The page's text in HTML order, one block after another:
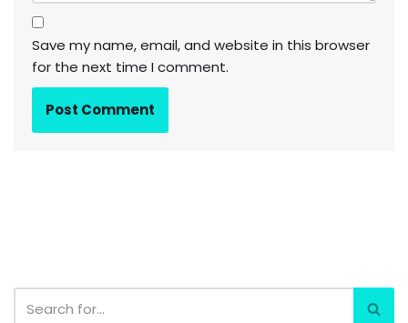
Save my name, email, and website in this browser
for the next time I comment.